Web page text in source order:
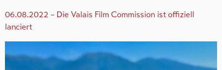
06.08.2022 – Die Valais Film Commission ist offiziell
lanciert